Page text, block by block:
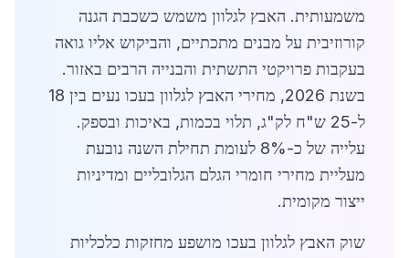
משמעותית. האבץ לגלוון משמש כשכבת הגנה
קורוזיבית על מבנים מתכתיים, והביקוש אליו גואה
בעקבות פרויקטי התשתית והבנייה הרבים באזור.
בשנת 2026, מחירי האבץ לגלוון בעכו נעים בין 18
ל-25 ש"ח לק"ג, תלוי בכמות, באיכות ובספק.
עלייה של כ-8% לעומת תחילת השנה נובעת
מעליית מחירי חומרי הגלם הגלובליים ומדיניות
ייצור מקומית.
שוק האבץ לגלוון בעכו מושפע מחזקות כלכליות